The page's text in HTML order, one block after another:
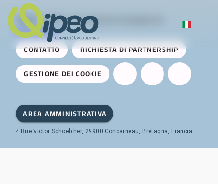
Qipeo © 2025 -Una soluzione sviluppata da
AireServices
CONTATTO
RICHIESTA DI PARTNERSHIP
GESTIONE DEI COOKIE
AREA AMMINISTRATIVA
4 Rue Victor Schoelcher, 29900 Concarneau, Bretagna, Francia